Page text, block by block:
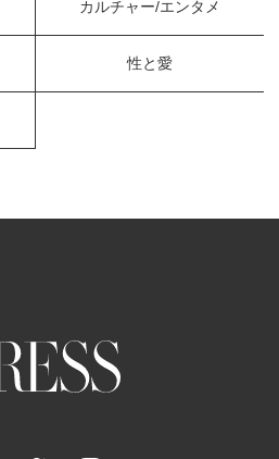
カルチャー/エンタメ
性と愛